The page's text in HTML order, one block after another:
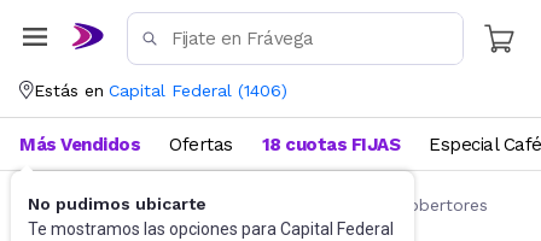
Estás en Capital Federal (1406)
No pudimos ubicarte
Te mostramos las opciones para Capital Federal
Más Vendidos Ofertas 18 cuotas FIJAS Especial Café
Accesorios para autos y motos Fundas y cobertores